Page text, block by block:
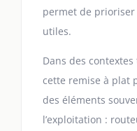
permet de
utiles.
Dans des
cette remise à plat
des éléments
l’exploitation :